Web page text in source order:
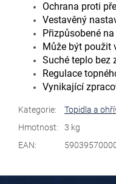
Ochrana proti
Vestavěný
Přizpůsobené
Může být použit
Suché teplo bez
Regulace
Vynikající
Kategorie:
Topidla a
Hmotnost:
3 kg
EAN: